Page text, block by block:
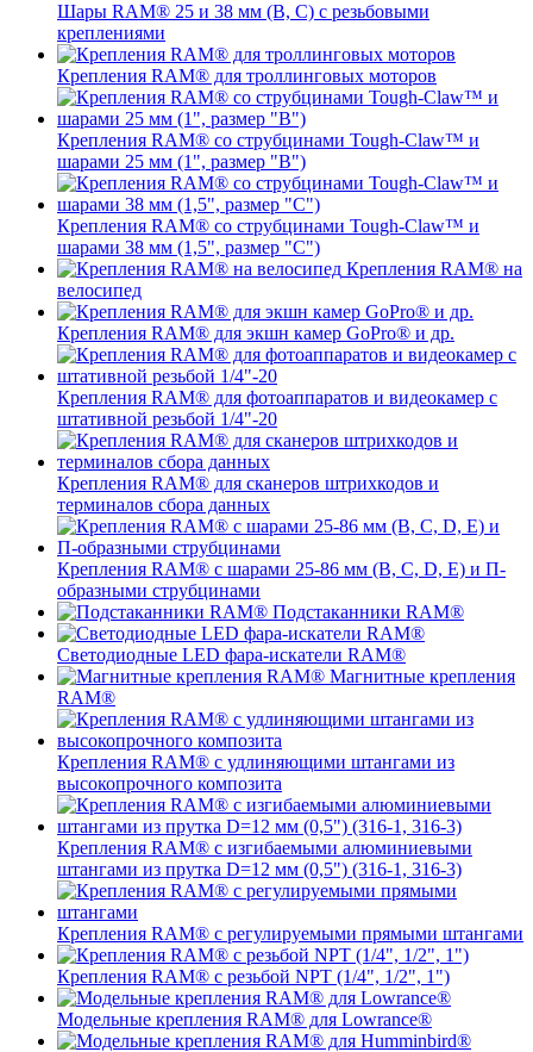
Шары RAM® 25 и 38 мм (B, C) с резьбовыми
креплениями
Крепления RAM® для троллинговых моторов
Крепления RAM® со струбцинами Tough-Claw™ и
шарами 25 мм (1", размер "B")
Крепления RAM® со струбцинами Tough-Claw™ и
шарами 38 мм (1,5", размер "C")
Крепления RAM® на
велосипед
Крепления RAM® для экшн камер GoPro® и др.
Крепления RAM® для фотоаппаратов и видеокамер с
штативной резьбой 1/4"-20
Крепления RAM® для сканеров штрихкодов и
терминалов сбора данных
Крепления RAM® с шарами 25-86 мм (B, C, D, E) и П-
образными струбцинами
Подстаканники RAM®
Светодиодные LED фара-искатели RAM®
Магнитные крепления
RAM®
Крепления RAM® с удлиняющими штангами из
высокопрочного композита
Крепления RAM® с изгибаемыми алюминиевыми
штангами из прутка D=12 мм (0,5") (316-1, 316-3)
Крепления RAM® c регулируемыми прямыми штангами
Крепления RAM® с резьбой NPT (1/4", 1/2", 1")
Модельные крепления RAM® для Lowrance®